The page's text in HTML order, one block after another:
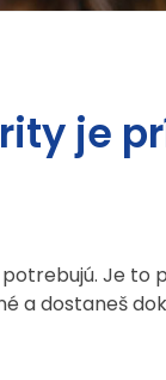
je
Je to
a dostaneš